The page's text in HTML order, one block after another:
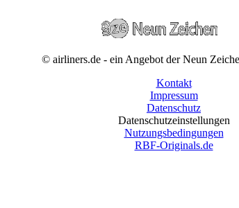
© airliners.de - ein Angebot der Neun
Kontakt
Impressum
Datenschutz
Datenschutzeinstellungen
Nutzungsbedingungen
RBF-Originals.de